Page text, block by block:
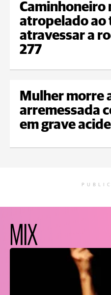
Caminhoneiro
atropelado ao
atravessar a
277
Mulher morre
arremessada
em grave
MIX